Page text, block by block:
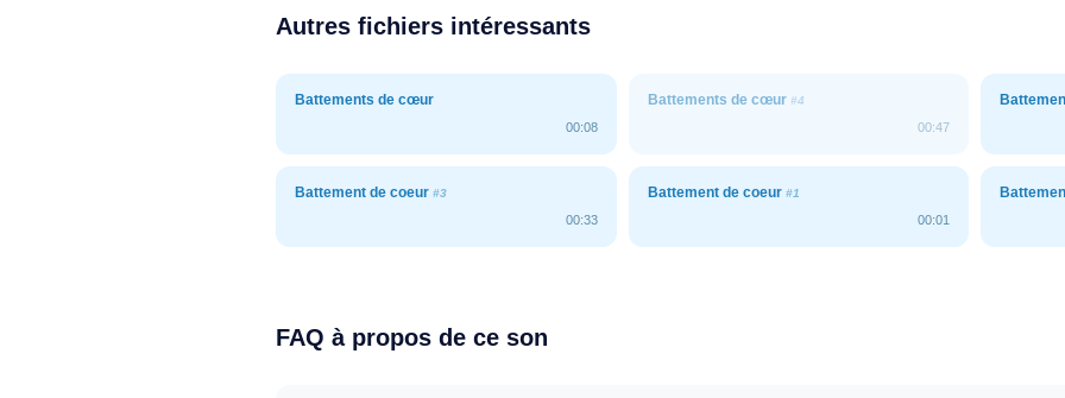
Autres fichiers intéressants
Battements de cœur
00:08
Battements de cœur #4
00:47
Battement de coeur #3
00:33
Battement de coeur #1
00:01
FAQ à propos de ce son